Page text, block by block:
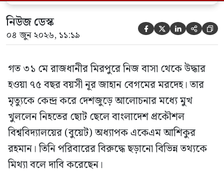
গণমাধ্যমে দেওয়া বক্তব্যে তিনি এই […]
নিউজ ডেস্ক
০৪ জুন ২০২৬, ১১:১৯     
গত ৩১ মে রাজধানীর মিরপুরে নিজ বাসা থেকে উদ্ধার
হওয়া ৭৫ বছর বয়সী নূর জাহান বেগমের মরদেহ। তার
মৃত্যুকে কেন্দ্র করে দেশজুড়ে আলোচনার মধ্যে মুখ
খুললেন নিহতের ছোট ছেলে বাংলাদেশ প্রকৌশল
বিশ্ববিদ্যালয়ের (বুয়েট) অধ্যাপক একেএম আশিকুর
রহমান। তিনি পরিবারের বিরুদ্ধে ছড়ানো বিভিন্ন তথ্যকে
মিথ্যা বলে দাবি করেছেন।